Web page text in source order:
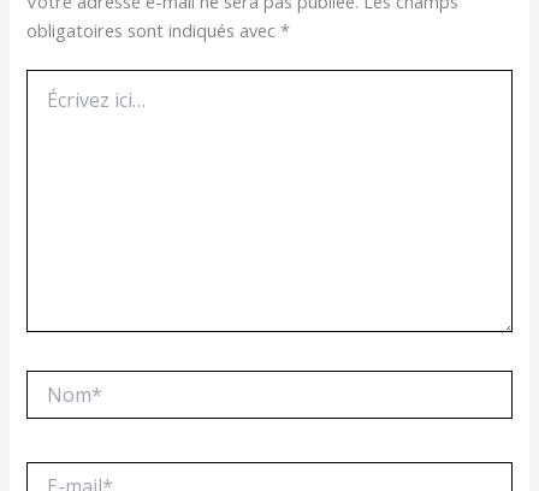
obligatoires sont indiqués avec*
ici…